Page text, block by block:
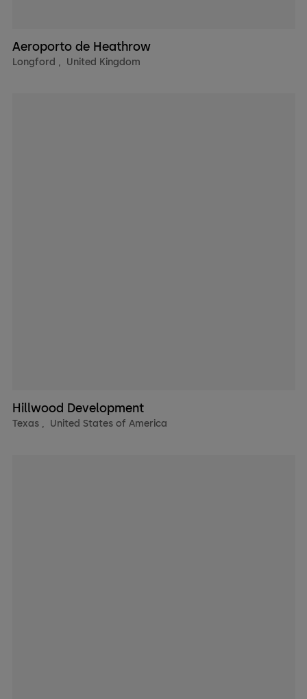
Aeroporto de Heathrow
Longford , United Kingdom
Hillwood Development
Texas , United States of America